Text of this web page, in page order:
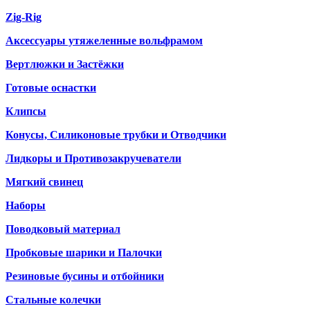
Zig-Rig
Аксессуары утяжеленные вольфрамом
Вертлюжки и Застёжки
Готовые оснастки
Клипсы
Конусы, Силиконовые трубки и Отводчики
Лидкоры и Противозакручеватели
Мягкий свинец
Наборы
Поводковый материал
Пробковые шарики и Палочки
Резиновые бусины и отбойники
Стальные колечки